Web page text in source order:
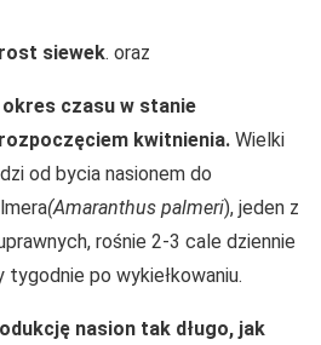
siewek. oraz
czasu w stanie
kwitnienia. Wielki
od bycia nasionem do
(Amaranthus palmeri), jeden z
rośnie 2-3 cale dziennie
po wykiełkowaniu.
nasion tak długo, jak